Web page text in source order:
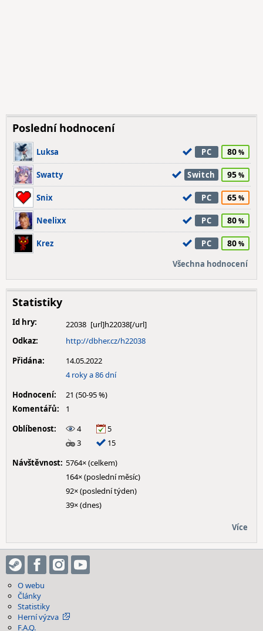
Poslední hodnocení
Luksa PC 80
Swatty Switch 95
Snix PC 65
Neelixx PC 80
Krez PC 80
Všechna hodnocení
Statistiky
Id hry:
22038
Odkaz:
http://dbher.cz/h22038
Přidána:
14.05.2022
4 roky a 86 dní
Hodnocení:
21 (50-95 %)
Komentářů:
1
Oblíbenost:
4
5
3
15
Návštěvnost: 5764× (celkem)
164× (poslední měsíc)
92× (poslední týden)
39× (dnes)
Více
O webu
Články
Statistiky
Herní výzva
F.A.Q.